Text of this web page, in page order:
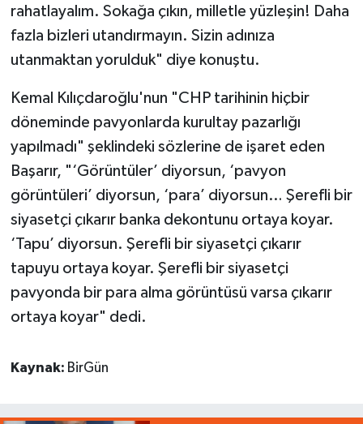
rahatlayalım. Sokağa çıkın, milletle yüzleşin! Daha
fazla bizleri utandırmayın. Sizin adınıza
utanmaktan yorulduk" diye konuştu.
Kemal Kılıçdaroğlu'nun "CHP tarihinin hiçbir
döneminde pavyonlarda kurultay pazarlığı
yapılmadı" şeklindeki sözlerine de işaret eden
Başarır, "‘Görüntüler’ diyorsun, ‘pavyon
görüntüleri’ diyorsun, ‘para’ diyorsun… Şerefli bir
siyasetçi çıkarır banka dekontunu ortaya koyar.
‘Tapu’ diyorsun. Şerefli bir siyasetçi çıkarır
tapuyu ortaya koyar. Şerefli bir siyasetçi
pavyonda bir para alma görüntüsü varsa çıkarır
ortaya koyar" dedi.
Kaynak: BirGün